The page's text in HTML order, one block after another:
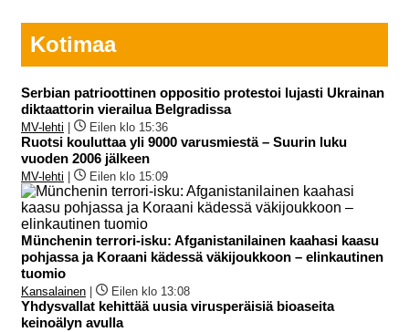
Kotimaa
Serbian patrioottinen oppositio protestoi lujasti Ukrainan
diktaattorin vierailua Belgradissa
MV-lehti Eilen klo 15:36
Ruotsi kouluttaa yli 9000 varusmiestä – Suurin luku
vuoden 2006 jälkeen
MV-lehti Eilen klo 15:09
Münchenin terrori-isku: Afganistanilainen kaahasi kaasu
pohjassa ja Koraani kädessä väkijoukkoon – elinkautinen
tuomio
Kansalainen Eilen klo 13:08
Yhdysvallat kehittää uusia virusperäisiä bioaseita
keinoälyn avulla